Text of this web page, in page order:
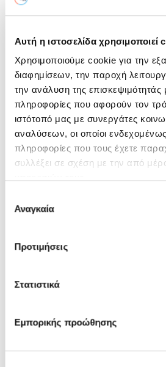
Αυτή η ιστοσελίδα χρησιμοποιεί
Χρησιμοποιούμε cookie για την
διαφημίσεων, την παροχή
την ανάλυση της
πληροφορίες που αφορούν τον
ιστότοπό μας με συνεργάτες
αναλύσεων, οι οποίοι
πληροφορίες που τους έχετε
συλλέξει σε σχέση με την από
συγκατάθεσης
Αναγκαία
Προτιμήσεις
Στατιστικά
Εμπορικής προώθησης
25/05/2026 - 12:00
Στοιχεία Υποβολής
Καλέστε μας για πληροφορίες
προτάσεων σας:
Πληροφορίες:
Νίκος
Αντικείμενο:
stop και
O